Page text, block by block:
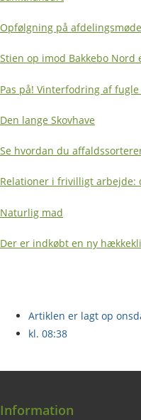
Opfølgning på
Stien op imod Bakkebo
Pas på! Vinterfodring af
Den lange Skovhave
Se hvordan du
Relationer i frivilligt arbejde:
Naturlig mad
Der er indkøbt en ny
Artiklen er lagt op
kl. 08:38
Information